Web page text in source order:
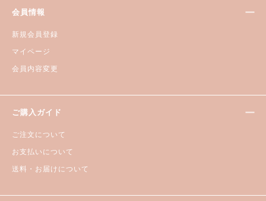
会員情報
新規会員登録
マイページ
会員内容変更
ご購入ガイド
ご注文について
お支払いについて
送料・お届けについて